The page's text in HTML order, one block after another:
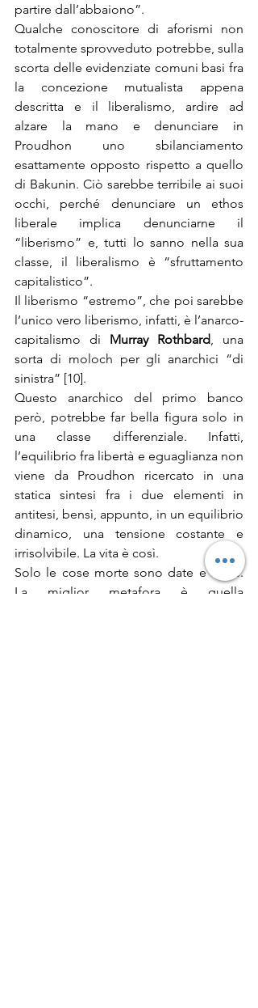
partire dall’abbaiono”.
Qualche conoscitore di aforismi non
totalmente sprovveduto potrebbe, sulla
scorta delle evidenziate comuni basi fra
la concezione mutualista appena
descritta e il liberalismo, ardire ad
alzare la mano e denunciare in
Proudhon uno sbilanciamento
esattamente opposto rispetto a quello
di Bakunin. Ciò sarebbe terribile ai suoi
occhi, perché denunciare un ethos
liberale implica denunciarne il
“liberismo” e, tutti lo sanno nella sua
classe, il liberalismo è “sfruttamento
capitalistico”.
Il liberismo “estremo”, che poi sarebbe
l’unico vero liberismo, infatti, è l’anarco-
capitalismo di Murray Rothbard , una
sorta di moloch per gli anarchici “di
sinistra” [10].
Questo anarchico del primo banco
però, potrebbe far bella figura solo in
una classe differenziale. Infatti,
l’equilibrio fra libertà e eguaglianza non
viene da Proudhon ricercato in una
statica sintesi fra i due elementi in
antitesi, bensì, appunto, in un equilibrio
dinamico, una tensione costante e
irrisolvibile. La vita è così.
Solo le cose morte sono date e finite.
La miglior metafora è quella